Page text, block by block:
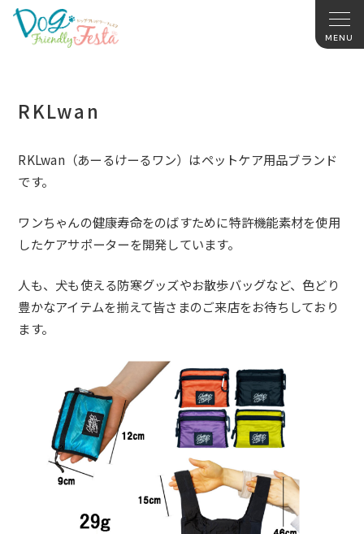
RKLwan
RKLwan（あーるけーるワン）はペットケア用品ブランド
です。
ワンちゃんの健康寿命をのばすために特許機能素材を使用
したケアサポーターを開発しています。
人も、犬も使える防寒グッズやお散歩バッグなど、色どり
豊かなアイテムを揃えて皆さまのご来店をお待ちしており
ます。